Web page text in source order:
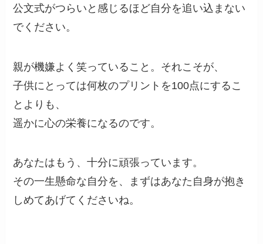
公文式がつらいと感じるほど自分を追い込まない
でください。
親が機嫌よく笑っていること。それこそが、
子供にとっては何枚のプリントを100点にするこ
とよりも、
遥かに心の栄養になるのです。
あなたはもう、十分に頑張っています。
その一生懸命な自分を、まずはあなた自身が抱き
しめてあげてくださいね。